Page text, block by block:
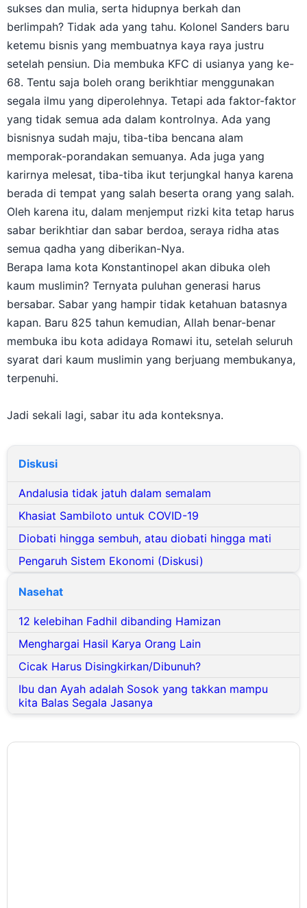
sukses dan mulia, serta hidupnya berkah dan
berlimpah? Tidak ada yang tahu. Kolonel Sanders baru
ketemu bisnis yang membuatnya kaya raya justru
setelah pensiun. Dia membuka KFC di usianya yang ke-
68. Tentu saja boleh orang berikhtiar menggunakan
segala ilmu yang diperolehnya. Tetapi ada faktor-faktor
yang tidak semua ada dalam kontrolnya. Ada yang
bisnisnya sudah maju, tiba-tiba bencana alam
memporak-porandakan semuanya. Ada juga yang
karirnya melesat, tiba-tiba ikut terjungkal hanya karena
berada di tempat yang salah beserta orang yang salah.
Oleh karena itu, dalam menjemput rizki kita tetap harus
sabar berikhtiar dan sabar berdoa, seraya ridha atas
semua qadha yang diberikan-Nya.
Berapa lama kota Konstantinopel akan dibuka oleh
kaum muslimin? Ternyata puluhan generasi harus
bersabar. Sabar yang hampir tidak ketahuan batasnya
kapan. Baru 825 tahun kemudian, Allah benar-benar
membuka ibu kota adidaya Romawi itu, setelah seluruh
syarat dari kaum muslimin yang berjuang membukanya,
terpenuhi.
Jadi sekali lagi, sabar itu ada konteksnya.
Diskusi
Andalusia tidak jatuh dalam semalam
Khasiat Sambiloto untuk COVID-19
Diobati hingga sembuh, atau diobati hingga mati
Pengaruh Sistem Ekonomi (Diskusi)
Nasehat
12 kelebihan Fadhil dibanding Hamizan
Menghargai Hasil Karya Orang Lain
Cicak Harus Disingkirkan/Dibunuh?
Ibu dan Ayah adalah Sosok yang takkan mampu
kita Balas Segala Jasanya